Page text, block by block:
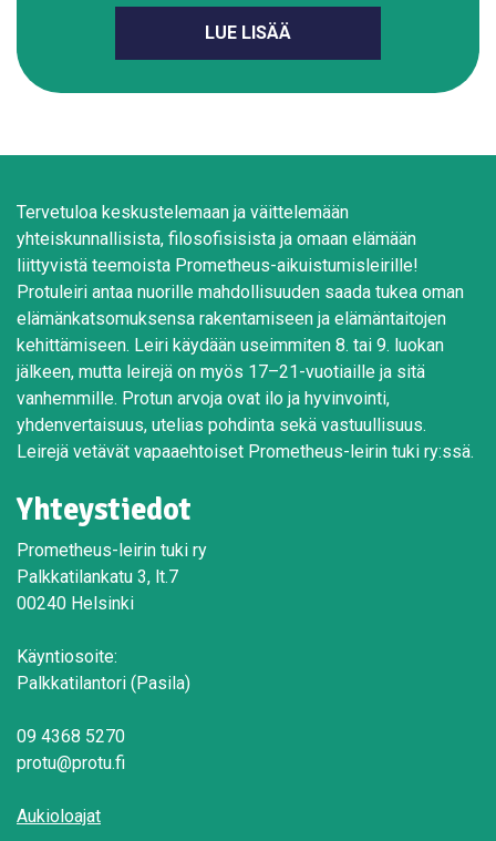
LUE LISÄÄ
Tervetuloa keskustelemaan ja väittelemään
yhteiskunnallisista, filosofisisista ja omaan elämään
liittyvistä teemoista Prometheus-aikuistumisleirille!
Protuleiri antaa nuorille mahdollisuuden saada tukea oman
elämänkatsomuksensa rakentamiseen ja elämäntaitojen
kehittämiseen. Leiri käydään useimmiten 8. tai 9. luokan
jälkeen, mutta leirejä on myös 17–21-vuotiaille ja sitä
vanhemmille. Protun arvoja ovat ilo ja hyvinvointi,
yhdenvertaisuus, utelias pohdinta sekä vastuullisuus.
Leirejä vetävät vapaaehtoiset Prometheus-leirin tuki ry:ssä.
Yhteystiedot
Prometheus-leirin tuki ry
Palkkatilankatu 3, lt.7
00240 Helsinki
Käyntiosoite:
Palkkatilantori (Pasila)
09 4368 5270
protu@protu.fi
Aukioloajat